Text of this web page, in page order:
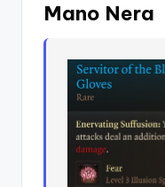
Mano Nera